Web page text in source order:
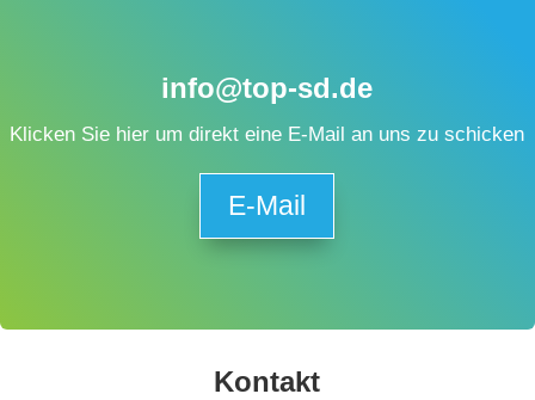
info@top-sd.de
Klicken Sie hier um direkt eine E-Mail an uns zu schicken
E-Mail
Kontakt